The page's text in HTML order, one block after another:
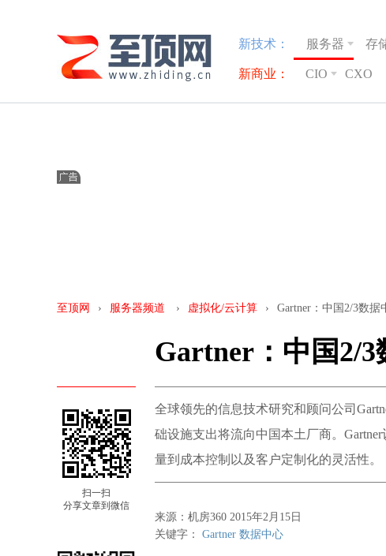
新技术： 服务器 存
新商业： CIO CXO
至顶网 › 服务器频道 › 虚拟化/云计算 › Gartner：中国2/3数
Gartner：中国2/
扫一扫
分享文章到微信
全球领先的信息技术研究和顾问公司
础设施支出将流向中国本土厂商。
量到成本控制以及客户定制化的灵活性。
来源：机房360 2015年2月15日
关键字： Gartner 数据中心